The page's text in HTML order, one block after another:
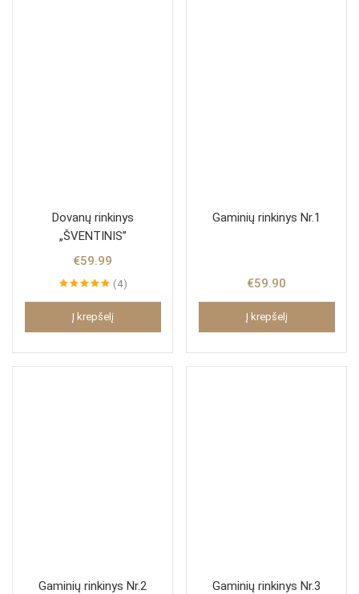
Dovanų rinkinys
„ŠVENTINIS”
€59.99
4
Į krepšelį
Gaminių rinkinys Nr.1
€59.90
Į krepšelį
Gaminių rinkinys Nr.2
Gaminių rinkinys Nr.3